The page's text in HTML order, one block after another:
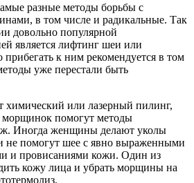
разные методы борьбы с
в том числе и радикальные. Так
довольно популярной
является лифтинг шеи или
прибегать к ним рекомендуется в том
уже перестали быть
химический или лазерный пилинг,
помогут методы
Иногда женщины делают уколы
не помогут шее с явно выраженными
и провисаниями кожи. Один из
кожу лица и убрать морщины на